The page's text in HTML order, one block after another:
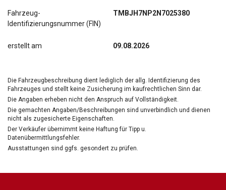
Fahrzeug-
Identifizierungsnummer (FIN)
TMBJH7NP2N7025380
erstellt am 09.08.2026
Die Fahrzeugbeschreibung dient lediglich der allg. Identifizierung des
Fahrzeuges und stellt keine Zusicherung im kaufrechtlichen Sinn dar.
Die Angaben erheben nicht den Anspruch auf Vollständigkeit.
Die gemachten Angaben/Beschreibungen sind unverbindlich und dienen
nicht als zugesicherte Eigenschaften.
Der Verkäufer übernimmt keine Haftung für Tipp u.
Datenübermittlungsfehler.
Ausstattungen sind ggfs. gesondert zu prüfen.